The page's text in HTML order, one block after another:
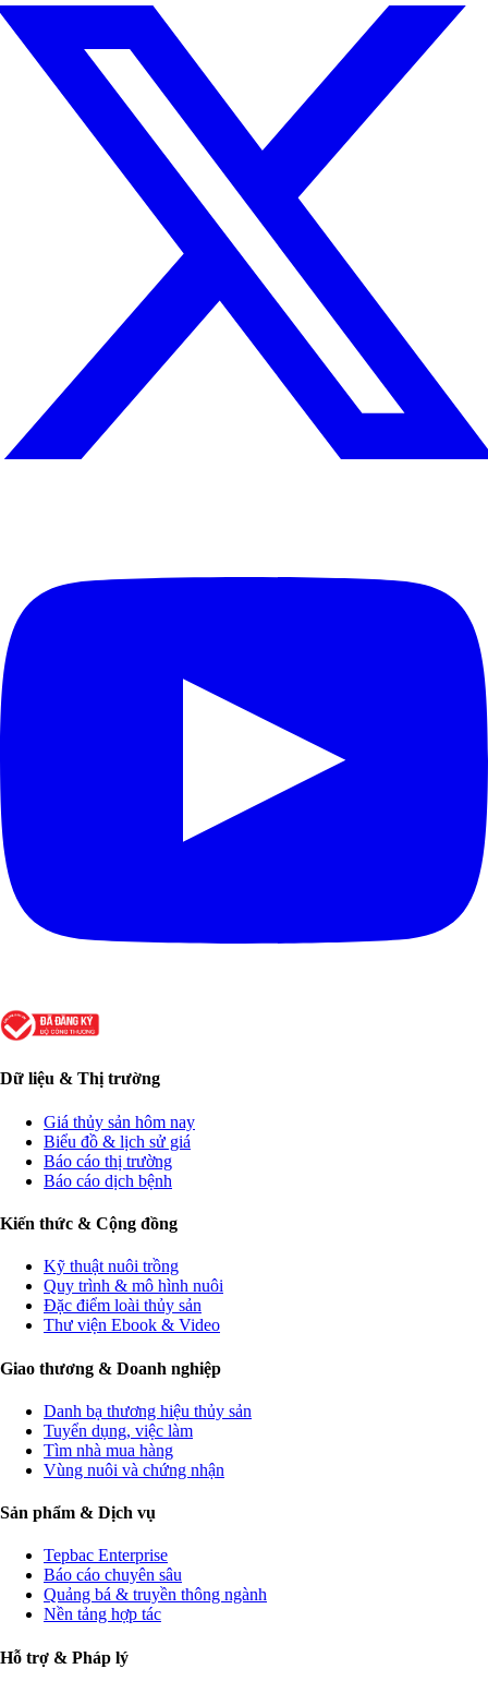
Dữ liệu & Thị trường
Giá thủy sản hôm nay
Biểu đồ & lịch sử giá
Báo cáo thị trường
Báo cáo dịch bệnh
Kiến thức & Cộng đồng
Kỹ thuật nuôi trồng
Quy trình & mô hình nuôi
Đặc điểm loài thủy sản
Thư viện Ebook & Video
Giao thương & Doanh nghiệp
Danh bạ thương hiệu thủy sản
Tuyển dụng, việc làm
Tìm nhà mua hàng
Vùng nuôi và chứng nhận
Sản phẩm & Dịch vụ
Tepbac Enterprise
Báo cáo chuyên sâu
Quảng bá & truyền thông ngành
Nền tảng hợp tác
Hỗ trợ & Pháp lý